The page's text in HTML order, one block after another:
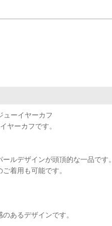
ューイヤーカフ
ヤーカフです。
ルデザインが頭頂的な一品です。
着用も可能です。
あるデザインです。